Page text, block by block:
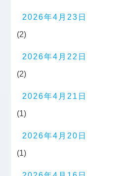
2026年4月23日
(2)
2026年4月22日
(2)
2026年4月21日
(1)
2026年4月20日
(1)